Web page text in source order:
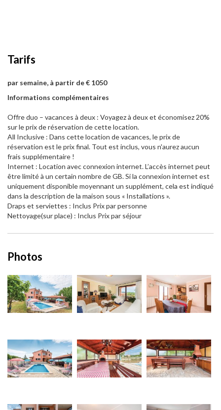
Tarifs
par semaine, à partir de € 1050
Informations complémentaires
Offre duo – vacances à deux : Voyagez à deux et économisez 20%
sur le prix de réservation de cette location.
All Inclusive : Dans cette location de vacances, le prix de
réservation est le prix final. Tout est inclus, vous n'aurez aucun
frais supplémentaire !
Internet : Location avec connexion internet. L’accès internet peut
être limité à un certain nombre de GB. Si la connexion internet est
uniquement disponible moyennant un supplément, cela est indiqué
dans la description de la maison sous « Installations ».
Draps et serviettes : Inclus Prix par personne
Nettoyage(sur place) : Inclus Prix par séjour
Photos